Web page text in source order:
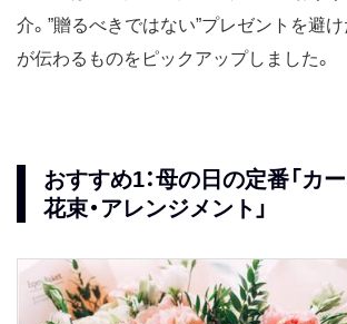
介。”贈るべきではない”プレゼントを避け
が伝わるものをピックアップしました。
おすすめ1：母の日の定番「カ
花束・アレンジメント」